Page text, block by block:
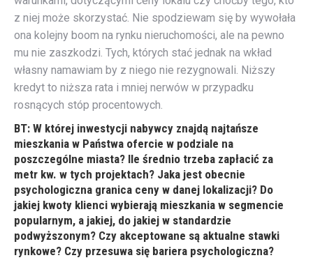
z niej może skorzystać. Nie spodziewam się by wywołała
ona kolejny boom na rynku nieruchomości, ale na pewno
mu nie zaszkodzi. Tych, których stać jednak na wkład
własny namawiam by z niego nie rezygnowali. Niższy
kredyt to niższa rata i mniej nerwów w przypadku
rosnących stóp procentowych.
BT: W której inwestycji nabywcy znajdą najtańsze
mieszkania w Państwa ofercie w podziale na
poszczególne miasta? Ile średnio trzeba zapłacić za
metr kw. w tych projektach? Jaka jest obecnie
psychologiczna granica ceny w danej lokalizacji? Do
jakiej kwoty klienci wybierają mieszkania w segmencie
popularnym, a jakiej, do jakiej w standardzie
podwyższonym? Czy akceptowane są aktualne stawki
rynkowe? Czy przesuwa się bariera psychologiczna?